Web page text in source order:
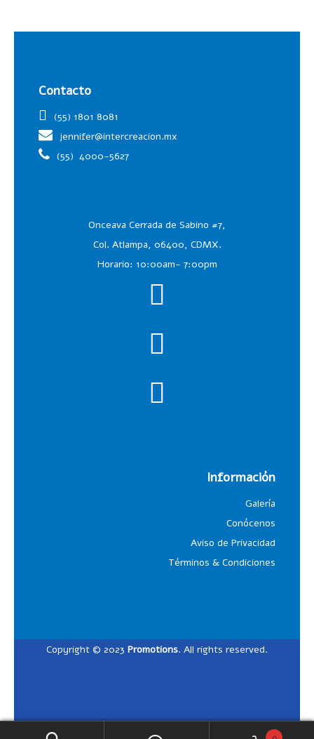
Contacto
(55) 1801 8081
jennifer@intercreacion.mx
(55) 4000-5627
Onceava Cerrada de Sabino #7,
Col. Atlampa, 06400, CDMX.
Horario: 10:00am- 7:00pm
Información
Galería
Conócenos
Aviso de Privacidad
Términos & Condiciones
Copyright © 2023 Promotions. All rights reserved.